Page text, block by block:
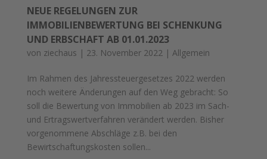
NEUE REGELUNGEN ZUR
IMMOBILIENBEWERTUNG BEI SCHENKUNG
UND ERBSCHAFT AB 01.01.2023
von ziechaus | 23. November 2022 | Allgemein
Im Rahmen des Jahressteuergesetzes 2022 werden
noch weitere Änderungen auf den Weg gebracht: So
soll die Bewertung von Immobilien ab 2023 im Sach-
und Ertragswertverfahren verändert werden. Bisher
vorgenommene Abschläge z.B. bei den
Bewirtschaftungskosten sollen...